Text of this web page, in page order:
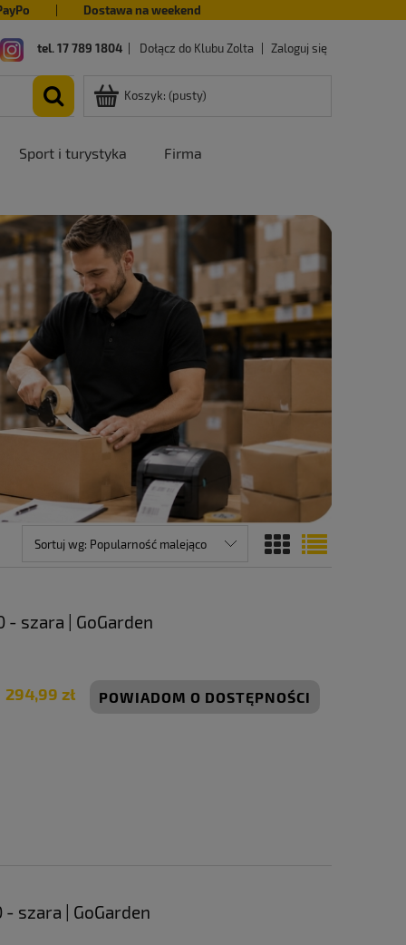
Dostawa na weekend
tel. 17 789 1804 Dołącz do Klubu Zolta Zaloguj się
Koszyk: (pusty)
Sport i turystyka Firma
Sortuj wg: Popularność malejąco
szara | GoGarden
294,99 zł POWIADOM O DOSTĘPNOŚCI
szara | GoGarden